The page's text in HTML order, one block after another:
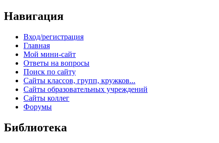
Навигация
Вход/регистрация
Главная
Мой мини-сайт
Ответы на вопросы
Поиск по сайту
Сайты классов, групп, кружков...
Сайты образовательных учреждений
Сайты коллег
Форумы
Библиотека